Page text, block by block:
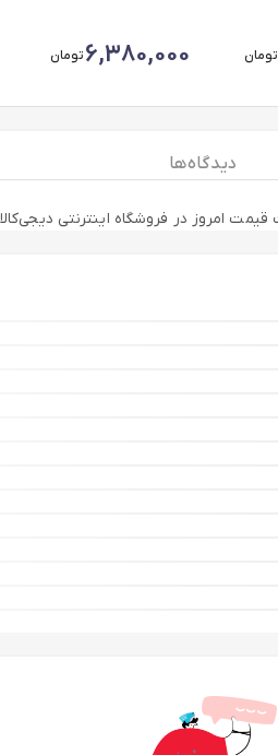
تومان 6,380,000تومان
دیدگاه ها